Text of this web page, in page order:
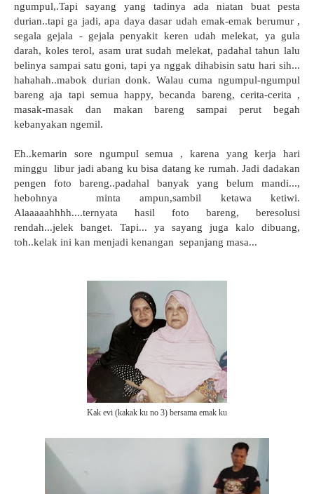
ngumpul,.Tapi sayang yang tadinya ada niatan buat pesta
durian..tapi ga jadi, apa daya dasar udah emak-emak berumur ,
segala gejala - gejala penyakit keren udah melekat, ya gula
darah, koles terol, asam urat sudah melekat, padahal tahun lalu
belinya sampai satu goni, tapi ya nggak dihabisin satu hari sih...
hahahah..mabok durian donk. Walau cuma ngumpul-ngumpul
bareng aja tapi semua happy, becanda bareng, cerita-cerita ,
masak-masak dan makan bareng sampai perut begah
kebanyakan ngemil.
Eh..kemarin sore ngumpul semua , karena yang kerja hari
minggu libur jadi abang ku bisa datang ke rumah. Jadi dadakan
pengen foto bareng..padahal banyak yang belum mandi...,
hebohnya minta ampun,sambil ketawa ketiwi.
Alaaaaahhhh....ternyata hasil foto bareng, beresolusi
rendah...jelek banget. Tapi... ya sayang juga kalo dibuang,
toh..kelak ini kan menjadi kenangan sepanjang masa...
Kak evi (kakak ku no 3) bersama emak ku